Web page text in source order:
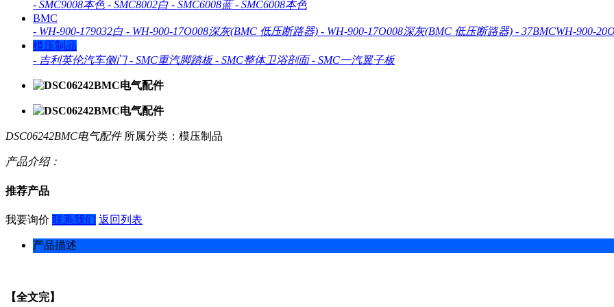
- SMC9008本色 - SMC8002白 - SMC6008蓝 - SMC6008本色
BMC
- WH-900-179032白 - WH-900-17O008深灰(BMC 低压断路器) - WH-900-17O008深灰(BMC 低压断路器) - 37BMCWH-900-
模压制品
- 吉利英伦汽车侧门 - SMC重汽脚踏板 - SMC整体卫浴剖面 - SMC一汽翼子板
DSC06242BMC电气配件 所属分类：模压制品
产品介绍：
推荐产品
我要询价 联系我们 返回列表
产品描述
【全文完】